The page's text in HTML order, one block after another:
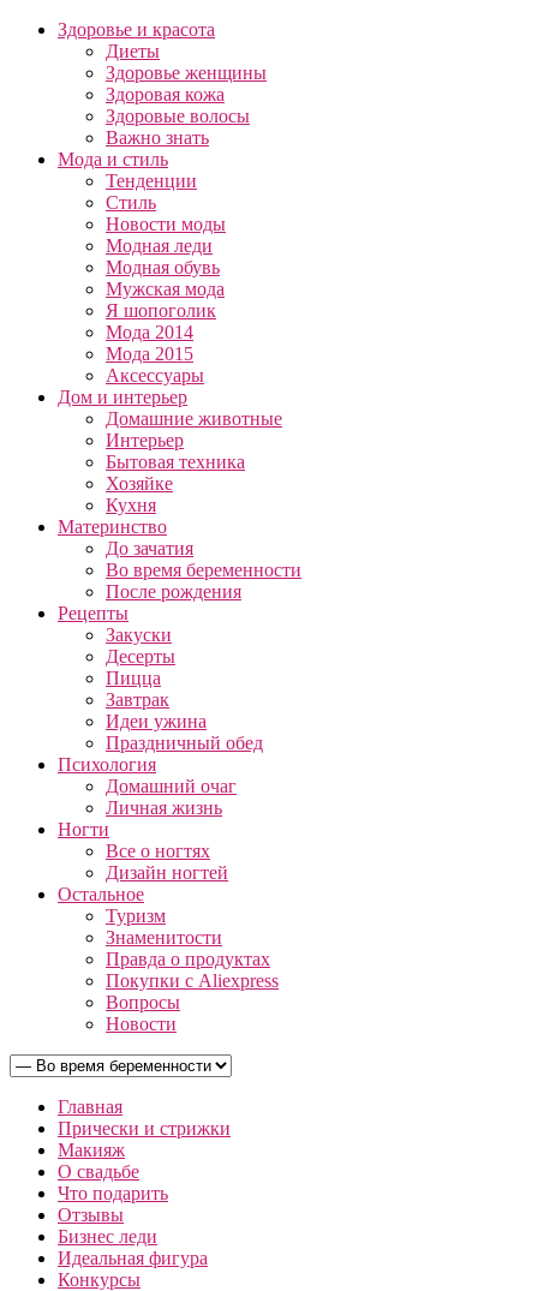
Здоровье и красота
Диеты
Здоровье женщины
Здоровая кожа
Здоровые волосы
Важно знать
Мода и стиль
Тенденции
Стиль
Новости моды
Модная леди
Модная обувь
Мужская мода
Я шопоголик
Мода 2014
Мода 2015
Аксессуары
Дом и интерьер
Домашние животные
Интерьер
Бытовая техника
Хозяйке
Кухня
Материнство
До зачатия
Во время беременности
После рождения
Рецепты
Закуски
Десерты
Пицца
Завтрак
Идеи ужина
Праздничный обед
Психология
Домашний очаг
Личная жизнь
Ногти
Все о ногтях
Дизайн ногтей
Остальное
Туризм
Знаменитости
Правда о продуктах
Покупки с Aliexpress
Вопросы
Новости
Главная
Прически и стрижки
Макияж
О свадьбе
Что подарить
Отзывы
Бизнес леди
Идеальная фигура
Конкурсы